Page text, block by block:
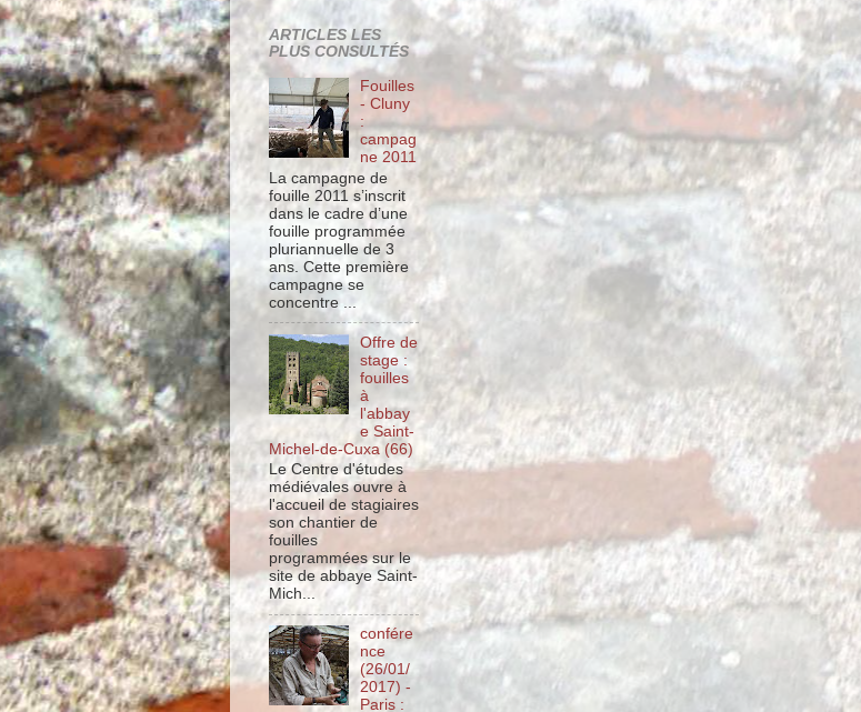
ARTICLES LES
PLUS CONSULTÉS
Fouilles
- Cluny
:
campag
ne 2011
La campagne de
fouille 2011 s’inscrit
dans le cadre d’une
fouille programmée
pluriannuelle de 3
ans. Cette première
campagne se
concentre ...
Offre de
stage :
fouilles
à
l'abbay
e Saint-
Michel-de-Cuxa (66)
Le Centre d'études
médiévales ouvre à
l'accueil de stagiaires
son chantier de
fouilles
programmées sur le
site de abbaye Saint-
Mich...
confére
nce
(26/01/
2017) -
Paris :